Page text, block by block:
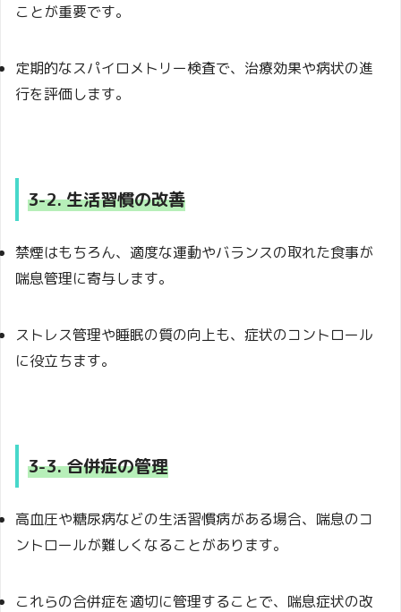
ことが重要です。
定期的なスパイロメトリー検査で、治療効果や病状の進
行を評価します。
3-2. 生活習慣の改善
禁煙はもちろん、適度な運動やバランスの取れた食事が
喘息管理に寄与します。
ストレス管理や睡眠の質の向上も、症状のコントロール
に役立ちます。
3-3. 合併症の管理
高血圧や糖尿病などの生活習慣病がある場合、喘息のコ
ントロールが難しくなることがあります。
これらの合併症を適切に管理することで、喘息症状の改